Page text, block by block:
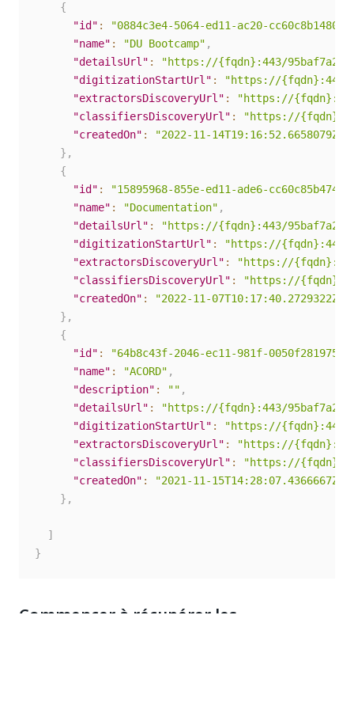
{
"id" : "0884c3e4-5064-ed11-ac20-cc60c8b14803"
"name" : "DU Bootcamp" ,
"detailsUrl" :
"https://{fqdn}:443/95baf7a2-
"digitizationStartUrl" :
"https://{fqdn}:443/
"extractorsDiscoveryUrl" :
"https://{fqdn}:443/
"classifiersDiscoveryUrl" :
"https://
"createdOn" :
"2022-11-14T19:16:52.6658079Z"
} ,
{
"id" : "15895968-855e-ed11-ade6-cc60c85b4740"
"name" : "Documentation" ,
"detailsUrl" :
"https://{fqdn}:443/95baf7a2-
"digitizationStartUrl" :
"https://{fqdn}:443/
"extractorsDiscoveryUrl" :
"https://{fqdn}:443/
"classifiersDiscoveryUrl" :
"https://
"createdOn" :
"2022-11-07T10:17:40.2729322Z"
} ,
{
"id" : "64b8c43f-2046-ec11-981f-0050f281975f"
"name" : "ACORD" ,
"description" : "" ,
"detailsUrl" :
"https://{fqdn}:443/95baf7a2-
"digitizationStartUrl" :
"https://{fqdn}:443/
"extractorsDiscoveryUrl" :
"https://{fqdn}:443/
"classifiersDiscoveryUrl" :
"https://
"createdOn" :
"2021-11-15T14:28:07.4366667Z"
} ,
]
}
Commencer à récupérer les